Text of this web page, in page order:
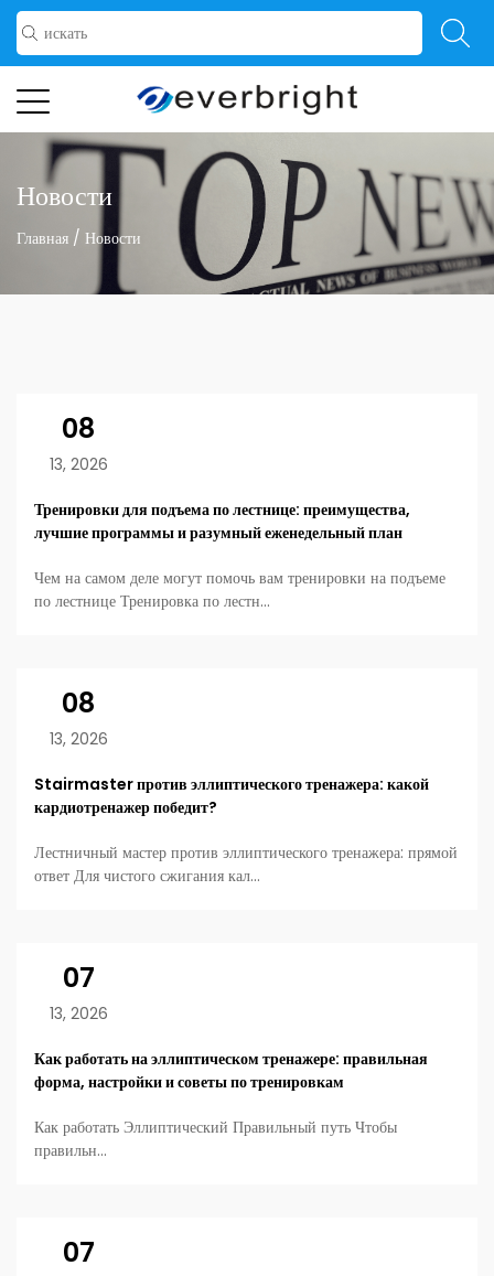
Новости
Главная / Новости
08
13, 2026
Тренировки для подъема по лестнице: преимущества,
лучшие программы и разумный еженедельный план
Чем на самом деле могут помочь вам тренировки на подъеме
по лестнице Тренировка по лестн...
08
13, 2026
Stairmaster против эллиптического тренажера: какой
кардиотренажер победит?
Лестничный мастер против эллиптического тренажера: прямой
ответ Для чистого сжигания кал...
07
13, 2026
Как работать на эллиптическом тренажере: правильная
форма, настройки и советы по тренировкам
Как работать Эллиптический Правильный путь Чтобы
правильн...
07